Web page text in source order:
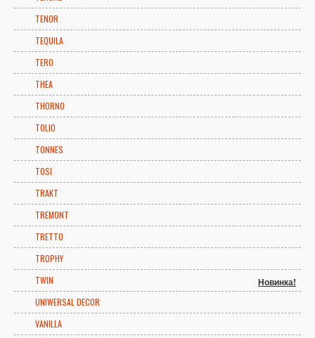
TENOR
TEQUILA
TERO
THEA
THORNO
TOLIO
TONNES
TOSI
TRAKT
TREMONT
TRETTO
TROPHY
TWIN
Новинка!
UNIWERSAL DECOR
VANILLA